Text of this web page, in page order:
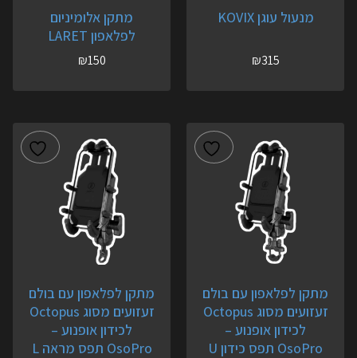
מנעול עוגן KOVIX
₪315
מתקן אלומיניום
לפלאפון LARET
₪150
מתקן לפלאפון עם בולם
זעזועים מסוג Octopus
לכידון אופנוע –
OsoPro תפס כידון U
מתקן לפלאפון עם בולם
זעזועים מסוג Octopus
לכידון אופנוע –
OsoPro תפס מראה L